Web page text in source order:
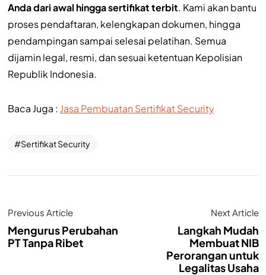
Anda dari awal hingga sertifikat terbit. Kami akan bantu
proses pendaftaran, kelengkapan dokumen, hingga
pendampingan sampai selesai pelatihan. Semua
dijamin legal, resmi, dan sesuai ketentuan Kepolisian
Republik Indonesia.
Baca Juga : Jasa Pembuatan Sertifikat Security
Sertifikat Security
Previous Article
Mengurus Perubahan
PT Tanpa Ribet
Next Article
Langkah Mudah
Membuat NIB
Perorangan untuk
Legalitas Usaha